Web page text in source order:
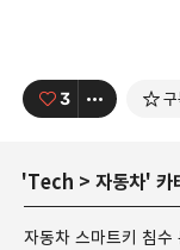
3
'Tech > 자동차' 카
자동차 스마트키 침수